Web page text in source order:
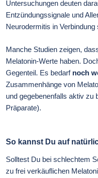
Untersuchungen deuten
Entzündungssignale und
Neurodermitis in Verbindung
Manche Studien zeigen,
Melatonin-Werte haben.
Gegenteil. Es bedarf noch
Zusammenhänge von
und gegebenenfalls aktiv zu
Präparate).
So kannst Du auf
Solltest Du bei schlechtem
zu frei verkäuflichen